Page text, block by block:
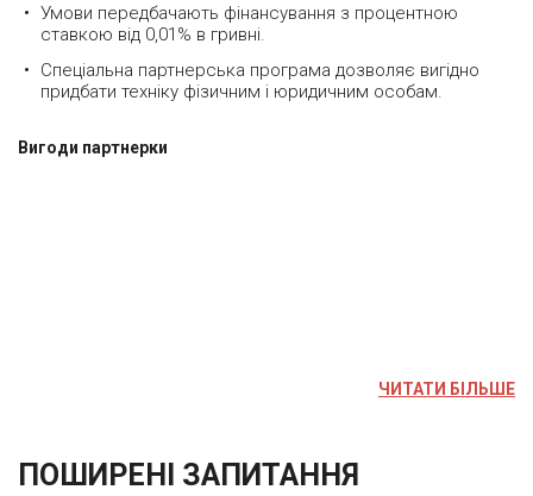
Умови передбачають фінансування з процентною
ставкою від 0,01% в гривні.
Спеціальна партнерська програма дозволяє вигідно
придбати техніку фізичним і юридичним особам.
Вигоди партнерки
ЧИТАТИ БІЛЬШЕ
ПОШИРЕНІ ЗАПИТАННЯ